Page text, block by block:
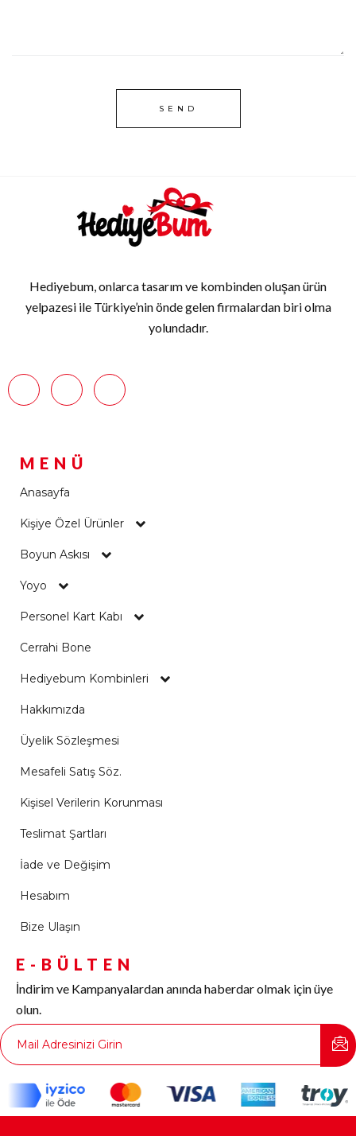
Hediyebum, onlarca tasarım ve kombinden oluşan ürün
yelpazesi ile Türkiye’nin önde gelen firmalardan biri olma
yolundadır.
MENÜ
Anasayfa
Kişiye Özel Ürünler
Boyun Askısı
Yoyo
Personel Kart Kabı
Cerrahi Bone
Hediyebum Kombinleri
Hakkımızda
Üyelik Sözleşmesi
Mesafeli Satış Söz.
Kişisel Verilerin Korunması
Teslimat Şartları
İade ve Değişim
Hesabım
Bize Ulaşın
E-BÜLTEN
İndirim ve Kampanyalardan anında haberdar olmak için üye
olun.